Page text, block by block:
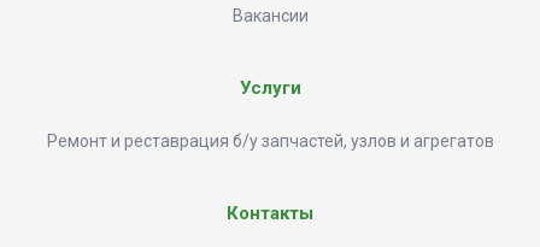
Вакансии
Услуги
Ремонт и реставрация б/у запчастей, узлов и агрегатов
Контакты